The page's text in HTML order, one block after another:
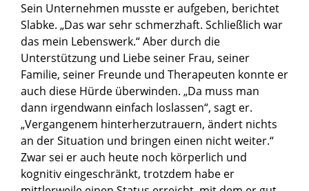
Sein Unternehmen musste er aufgeben, berichtet
Slabke. „Das war sehr schmerzhaft. Schließlich war
das mein Lebenswerk.“ Aber durch die
Unterstützung und Liebe seiner Frau, seiner
Familie, seiner Freunde und Therapeuten konnte er
auch diese Hürde überwinden. „Da muss man
dann irgendwann einfach loslassen“, sagt er.
„Vergangenem hinterherzutrauern, ändert nichts
an der Situation und bringen einen nicht weiter.“
Zwar sei er auch heute noch körperlich und
kognitiv eingeschränkt, trotzdem habe er